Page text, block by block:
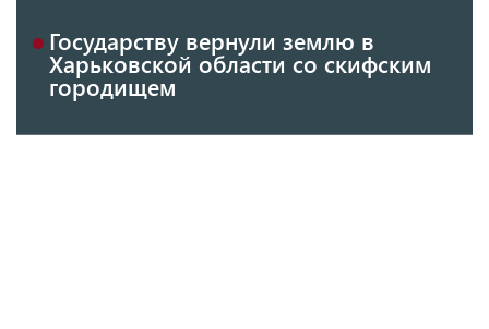
Государству вернули землю в
Харьковской области со скифским
городищем